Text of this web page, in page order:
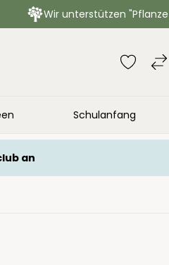
Wir unterstützen
Schulanfang
an